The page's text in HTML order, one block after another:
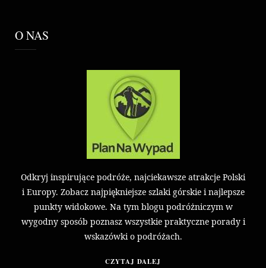
O NAS
Odkryj inspirujące podróże, najciekawsze atrakcje Polski
i Europy. Zobacz najpiękniejsze szlaki górskie i najlepsze
punkty widokowe. Na tym blogu podróżniczym w
wygodny sposób poznasz wszystkie praktyczne porady i
wskazówki o podróżach.
CZYTAJ DALEJ